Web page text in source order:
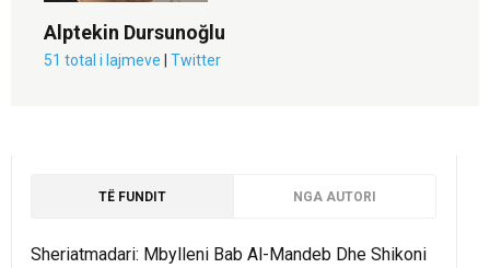
Alptekin Dursunoğlu
51 total i lajmeve Twitter
TË FUNDIT NGA AUTORI
Sheriatmadari: Mbylleni Bab Al-Mandeb Dhe Shikoni